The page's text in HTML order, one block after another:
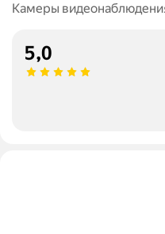
Камеры
5,0